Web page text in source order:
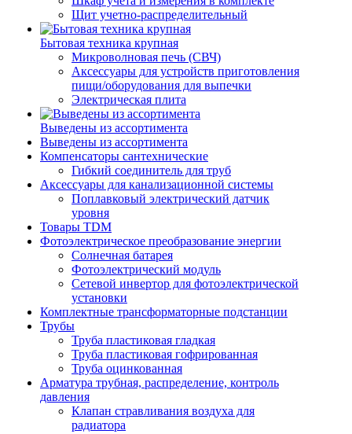
Щит учетно-распределительный
Бытовая техника крупная
Микроволновая печь (СВЧ)
Аксессуары для устройств приготовления
пищи/оборудования для выпечки
Электрическая плита
Выведены из ассортимента
Выведены из ассортимента
Компенсаторы сантехнические
Гибкий соединитель для труб
Аксессуары для канализационной системы
Поплавковый электрический датчик
уровня
Товары TDM
Фотоэлектрическое преобразование энергии
Солнечная батарея
Фотоэлектрический модуль
Сетевой инвертор для фотоэлектрической
установки
Комплектные трансформаторные подстанции
Трубы
Труба пластиковая гладкая
Труба пластиковая гофрированная
Труба оцинкованная
Арматура трубная, распределение, контроль
давления
Клапан стравливания воздуха для
радиатора